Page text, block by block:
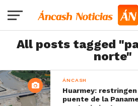
All posts tagged
norte"
ÁNCASH
Huarmey:
puente de la